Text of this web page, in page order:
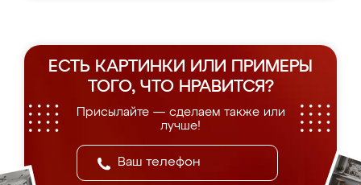
ЕСТЬ КАРТИНКИ ИЛИ ПРИМЕРЫ
ТОГО, ЧТО НРАВИТСЯ?
Присылайте — сделаем также или
лучше!